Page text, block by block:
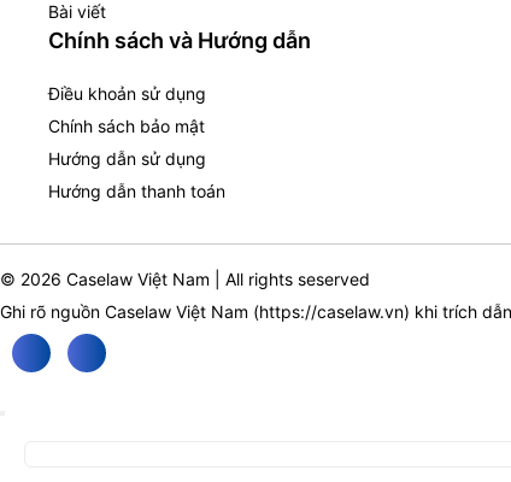
Bài viết
Chính sách và Hướng dẫn
Điều khoản sử dụng
Chính sách bảo mật
Hướng dẫn sử dụng
Hướng dẫn thanh toán
© 2026 Caselaw Việt Nam | All rights seserved
Ghi rõ nguồn Caselaw Việt Nam (https://caselaw.vn) khi trích